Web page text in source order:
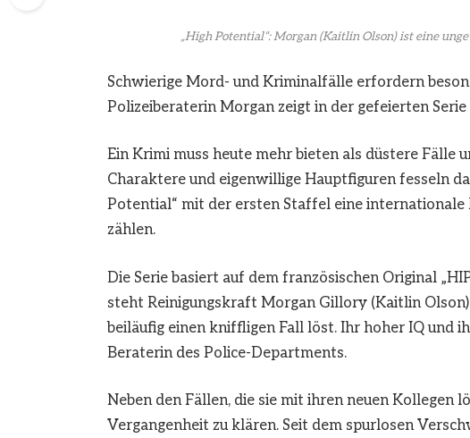
„High Potential“: Morgan (Kaitlin Olson) ist eine
Schwierige Mord- und Kriminalfälle erfordern
Polizeiberaterin Morgan zeigt in der gefeierten
Ein Krimi muss heute mehr bieten als düstere Fälle
Charaktere und eigenwillige Hauptfiguren fesseln
Potential“ mit der ersten Staffel eine internationale
zählen.
Die Serie basiert auf dem französischen Original
steht Reinigungskraft Morgan Gillory (Kaitlin
beiläufig einen kniffligen Fall löst. Ihr hoher IQ und
Beraterin des Police-Departments.
Neben den Fällen, die sie mit ihren neuen Kollegen
Vergangenheit zu klären. Seit dem spurlosen